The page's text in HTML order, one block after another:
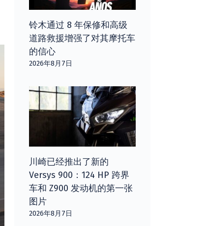
铃木通过 8 年保修和高级
道路救援增强了对其摩托车
的信心
2026年8月7日
川崎已经推出了新的
Versys 900：124 HP 跨界
车和 Z900 发动机的第一张
图片
2026年8月7日